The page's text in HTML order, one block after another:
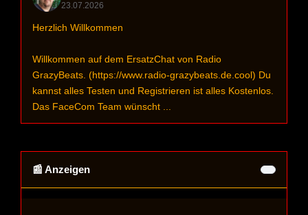
23.07.2026
Herzlich Willkommen
Willkommen auf dem ErsatzChat von Radio
GrazyBeats. (https://www.radio-grazybeats.de.cool) Du
kannst alles Testen und Registrieren ist alles Kostenlos.
Das FaceCom Team wünscht ...
📰 Anzeigen